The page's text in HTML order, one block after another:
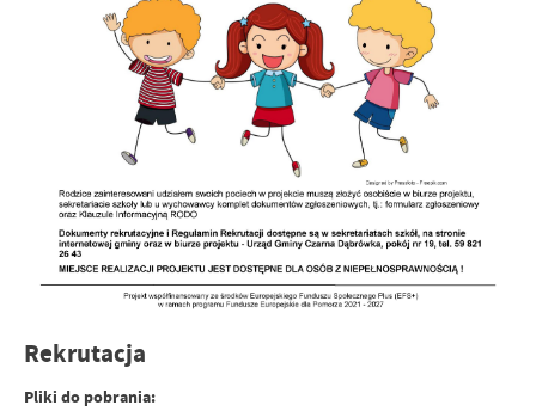
Rekrutacja
Pliki do pobrania: